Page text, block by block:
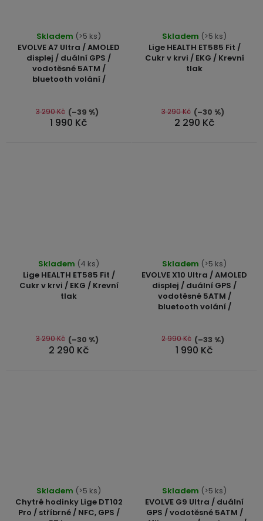
EVOLVE A7 Ultra / AMOLED
displej / duální GPS /
vodotěsné 5ATM /
bluetooth volání /
hodnocení
produktu
je
5,0
5
hvězdiček.
Skladem (>5 ks)
1 990 Kč
3 290 Kč (–39 %)
Lige HEALTH ET585 Fit /
Cukr v krvi / EKG / Krevní
tlak
hodnocení
produktu
je
5
hvězdiček.
Skladem (>5 ks)
2 290 Kč
3 290 Kč (–30 %)
Lige HEALTH ET585 Fit /
Cukr v krvi / EKG / Krevní
tlak
hodnocení
produktu
je
5
hvězdiček.
Skladem (4 ks)
2 290 Kč
3 290 Kč (–30 %)
EVOLVE X10 Ultra / AMOLED
displej / duální GPS /
vodotěsné 5ATM /
bluetooth volání /
hodnocení
produktu
je
4,8
5
hvězdiček.
Skladem (>5 ks)
1 990 Kč
2 990 Kč (–33 %)
Chytré hodinky Lige DT102
Pro / stříbrné / NFC, GPS /
hodnocení
produktu
Skladem (>5 ks)
EVOLVE G9 Ultra / duální
GPS / vodotěsné 5ATM /
hodnocení
produktu
Skladem (>5 ks)